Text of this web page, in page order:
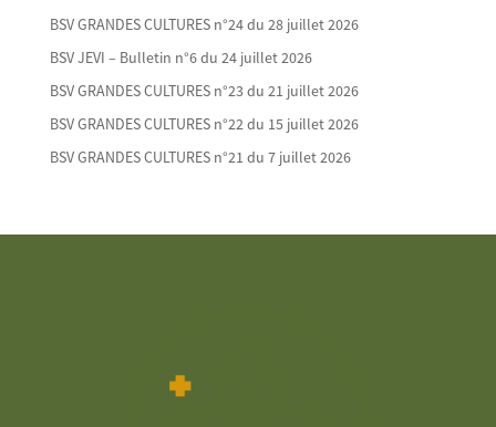
BSV GRANDES CULTURES n°24 du 28 juillet 2026
BSV JEVI – Bulletin n°6 du 24 juillet 2026
BSV GRANDES CULTURES n°23 du 21 juillet 2026
BSV GRANDES CULTURES n°22 du 15 juillet 2026
BSV GRANDES CULTURES n°21 du 7 juillet 2026